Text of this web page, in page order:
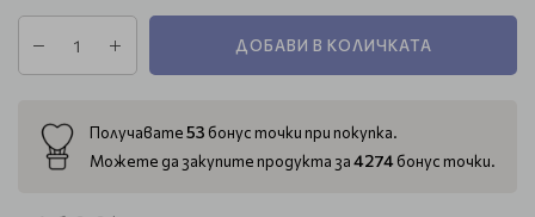
ДОБАВИ В КОЛИЧКАТА
Получавате53 бонус точки при покупка.
Можете да закупите продукта за4274бонус точки.